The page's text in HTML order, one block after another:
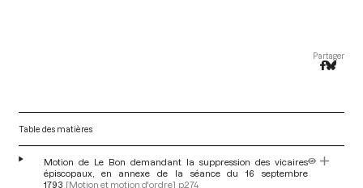
Partager
Table des matières
Motion de Le Bon demandant la suppression des vicaires
épiscopaux, en annexe de la séance du 16 septembre
1793 [Motion et motion d'ordre] p.274